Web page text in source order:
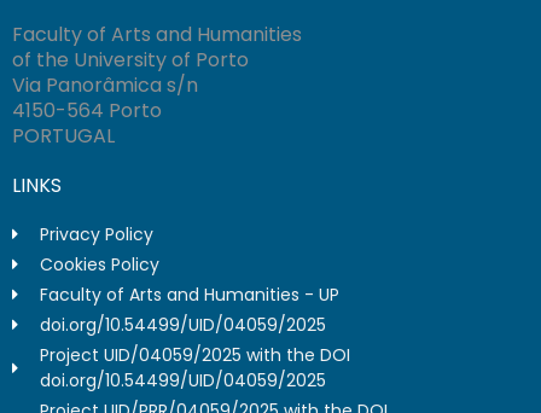
Faculty of Arts and Humanities
of the University of Porto
Via Panorâmica s/n
4150-564 Porto
PORTUGAL
LINKS
Privacy Policy
Cookies Policy
Faculty of Arts and Humanities - UP
doi.org/10.54499/UID/04059/2025
Project UID/04059/2025 with the DOI
doi.org/10.54499/UID/04059/2025